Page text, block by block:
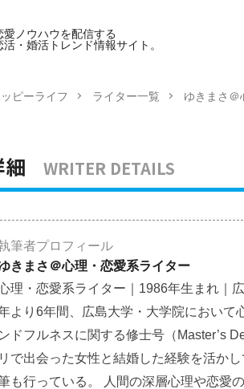
愛ノウハウを配信する
活・婚活トレンド情報サイト。
ピーライフ ライター一覧 ゆきまさ＠
WRITER DETAILS
筆者プロフィール
きまさ＠心理・恋愛系ライター
理・恋愛系ライター｜1986年生まれ｜
より6年間、広島大学・大学院において
ンドフルネスに関する修士号（Master’s
リで出会った女性と結婚した経験を活か
も行っている。 人間の深層心理や恋愛